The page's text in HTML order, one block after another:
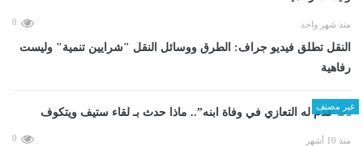
منذ شهر واحد 0
​النقل تطلق فيديو جراف: الطرق ووسائل النقل "شرايين تنمية" وليست
رفاهية
غير مصنف
منذ 10 أشهر 0